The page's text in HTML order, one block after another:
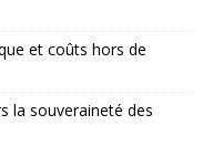
et coûts hors de
la souveraineté des